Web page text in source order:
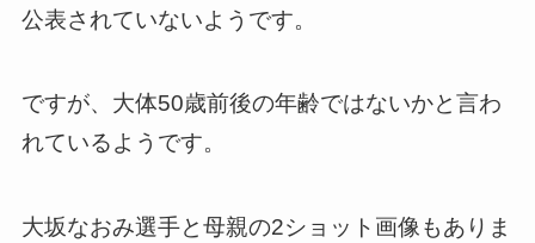
公表されていないようです。
ですが、大体50歳前後の年齢ではないかと言わ
れているようです。
大坂なおみ選手と母親の2ショット画像もありま